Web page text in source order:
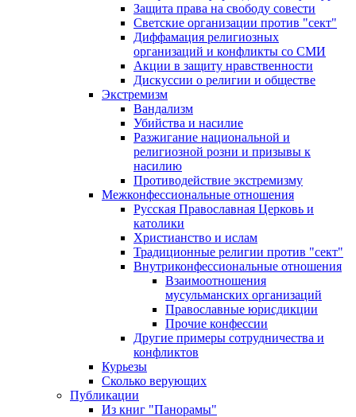
Защита права на свободу совести
Светские организации против "сект"
Диффамация религиозных
организаций и конфликты со СМИ
Акции в защиту нравственности
Дискуссии о религии и обществе
Экстремизм
Вандализм
Убийства и насилие
Разжигание национальной и
религиозной розни и призывы к
насилию
Противодействие экстремизму
Межконфессиональные отношения
Русская Православная Церковь и
католики
Христианство и ислам
Традиционные религии против "сект"
Внутриконфессиональные отношения
Взаимоотношения
мусульманских организаций
Православные юрисдикции
Прочие конфессии
Другие примеры сотрудничества и
конфликтов
Курьезы
Сколько верующих
Публикации
Из книг "Панорамы"